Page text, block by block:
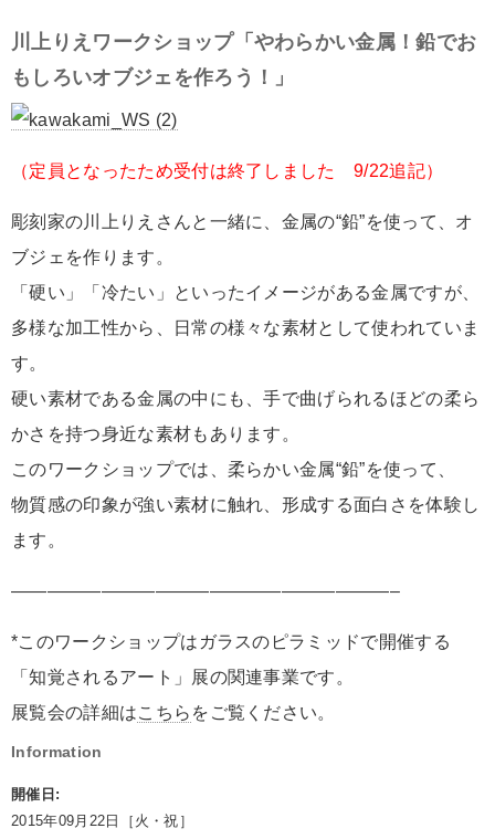
川上りえワークショップ「やわらかい金属！鉛でお
もしろいオブジェを作ろう！」
（定員となったため受付は終了しました 9/22追記）
彫刻家の川上りえさんと一緒に、金属の“鉛”を使って、オ
ブジェを作ります。
「硬い」「冷たい」といったイメージがある金属ですが、
多様な加工性から、日常の様々な素材として使われていま
す。
硬い素材である金属の中にも、手で曲げられるほどの柔ら
かさを持つ身近な素材もあります。
このワークショップでは、柔らかい金属“鉛”を使って、
物質感の印象が強い素材に触れ、形成する面白さを体験し
ます。
—————————————————————–
*このワークショップはガラスのピラミッドで開催する
「知覚されるアート」展の関連事業です。
展覧会の詳細はこちら をご覧ください。
Information
開催日:
2015年09月22日［火・祝］